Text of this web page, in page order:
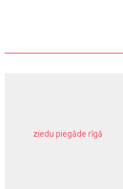
ziedu piegāde rīgā